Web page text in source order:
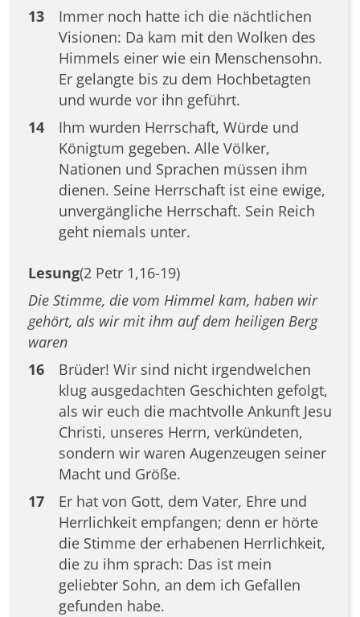
13
Immer noch hatte ich die nächtlichen
Visionen: Da kam mit den Wolken des
Himmels einer wie ein Menschensohn.
Er gelangte bis zu dem Hochbetagten
und wurde vor ihn geführt.
14
Ihm wurden Herrschaft, Würde und
Königtum gegeben. Alle Völker,
Nationen und Sprachen müssen ihm
dienen. Seine Herrschaft ist eine ewige,
unvergängliche Herrschaft. Sein Reich
geht niemals unter.
Lesung(2 Petr 1,16-19)
Die Stimme, die vom Himmel kam, haben wir
gehört, als wir mit ihm auf dem heiligen Berg
waren
16
Brüder! Wir sind nicht irgendwelchen
klug ausgedachten Geschichten gefolgt,
als wir euch die machtvolle Ankunft Jesu
Christi, unseres Herrn, verkündeten,
sondern wir waren Augenzeugen seiner
Macht und Größe.
17
Er hat von Gott, dem Vater, Ehre und
Herrlichkeit empfangen; denn er hörte
die Stimme der erhabenen Herrlichkeit,
die zu ihm sprach: Das ist mein
geliebter Sohn, an dem ich Gefallen
gefunden habe.